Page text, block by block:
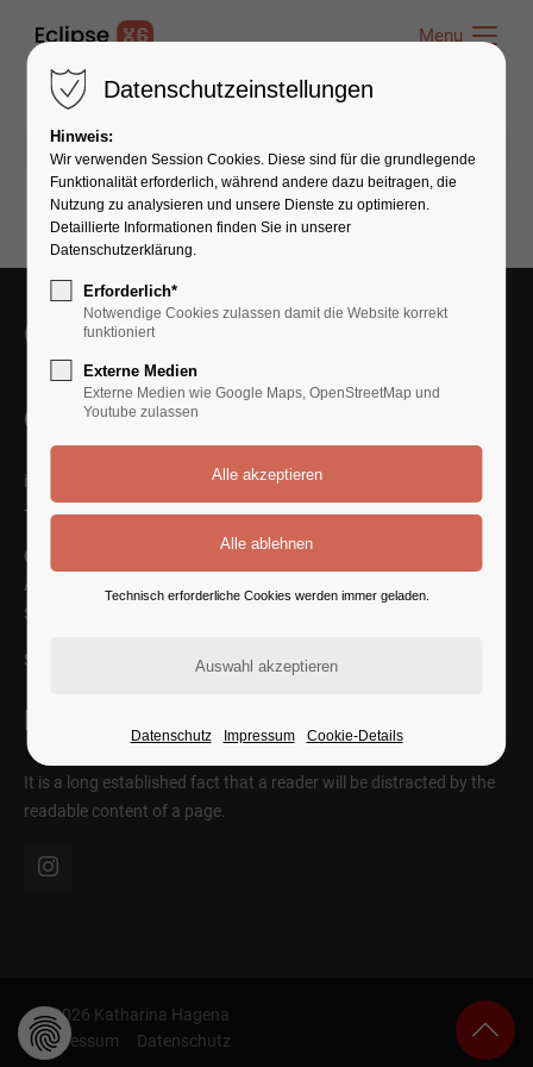
Menu
Get in Touch With Us
Contact Us
info@yourmail.com
+01 444 888 424
Cybersteel Inc.
Address: 376-293 City Road, Suite 600
San Francisco, CA 94102
SEE ON MAP
Follow Us
It is a long established fact that a reader will be distracted by the
readable content of a page.
© 2026 Katharina Hagena
Impressum
Datenschutz
Datenschutzeinstellungen
Hinweis:
Wir verwenden Session Cookies. Diese sind für die grundlegende
Funktionalität erforderlich, während andere dazu beitragen, die
Nutzung zu analysieren und unsere Dienste zu optimieren.
Detaillierte Informationen finden Sie in unserer
Datenschutzerklärung.
Erforderlich*
Notwendige Cookies zulassen damit die Website korrekt
funktioniert
Externe Medien
Externe Medien wie Google Maps, OpenStreetMap und
Youtube zulassen
Technisch erforderliche Cookies werden immer geladen.
Datenschutz Impressum Cookie-Details
Menu